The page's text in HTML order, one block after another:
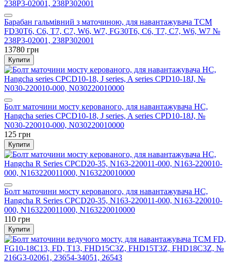
Барабан гальмівний з маточиною, для навантажувача TCM
FD30T6, C6, T7, C7, W6, W7, FG30T6, C6, T7, C7, W6, W7 №
238P3-02001, 238P302001
13780 грн
Купити
Болт маточини мосту керованого, для навантажувача HC,
Hangcha series CPCD10-18, J series, A series CPD10-18J, №
N030-220010-000, N030220010000
125 грн
Купити
Болт маточини мосту керованого, для навантажувача HC,
Hangcha R Series CPCD20-35, N163-220011-000, N163-220010-
000, N163220011000, N163220010000
110 грн
Купити